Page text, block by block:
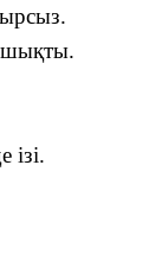
шықты.
ізі.